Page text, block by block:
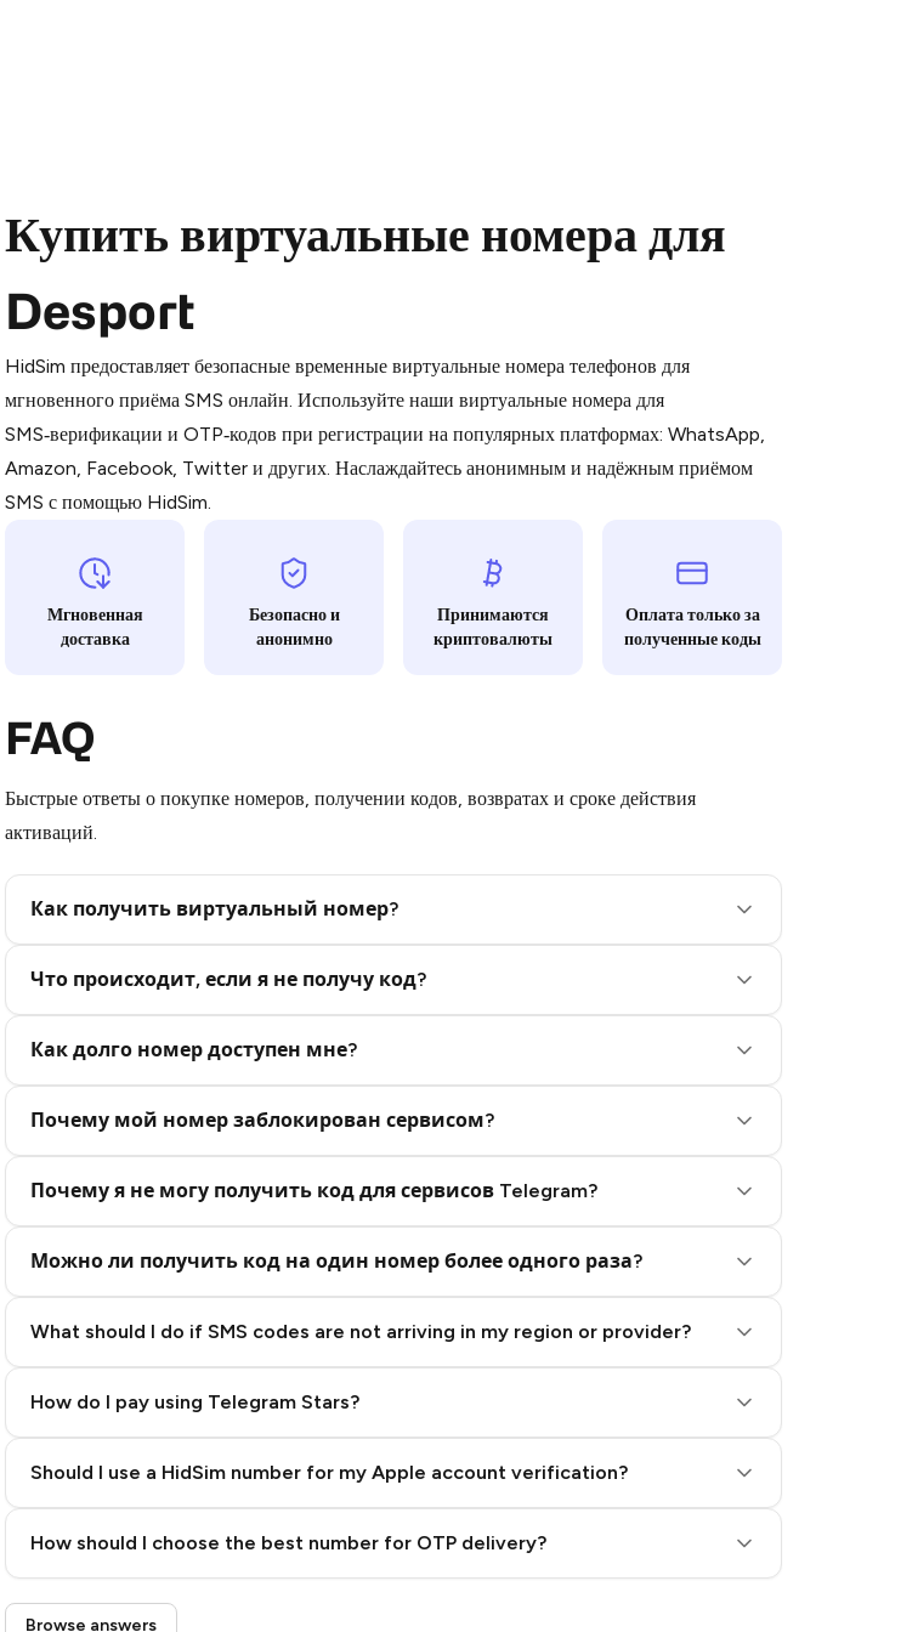
Купить виртуальные номера для
Desport
HidSim предоставляет безопасные временные виртуальные номера телефонов для
мгновенного приёма SMS онлайн. Используйте наши виртуальные номера для
SMS‑верификации и OTP‑кодов при регистрации на популярных платформах: WhatsApp,
Amazon, Facebook, Twitter и других. Наслаждайтесь анонимным и надёжным приёмом
SMS с помощью HidSim.
Мгновенная
доставка
Безопасно и
анонимно
Принимаются
криптовалюты
Оплата только за
полученные коды
FAQ
Быстрые ответы о покупке номеров, получении кодов, возвратах и сроке действия
активаций.
Как получить виртуальный номер?
Что происходит, если я не получу код?
Как долго номер доступен мне?
Почему мой номер заблокирован сервисом?
Почему я не могу получить код для сервисов Telegram?
Можно ли получить код на один номер более одного раза?
What should I do if SMS codes are not arriving in my region or provider?
How do I pay using Telegram Stars?
Purchasing credits through Telegram is a simple two-step process:
You purchase Stars via the official
in Telegram using your card (or
You use those Stars to pay our bot and complete the HidSim credit purchase.
Step 1: Create the order on HidSim
Step 3: Pay our bot with Stars
Should I use a HidSim number for my Apple account verification?
How should I choose the best number for OTP delivery?
Quality High To Low
Browse answers